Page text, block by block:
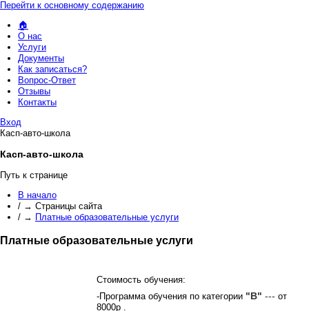
Перейти к основному содержанию
🏠
О нас
Услуги
Документы
Как записаться?
Вопрос-Ответ
Отзывы
Контакты
Вход
Касп-авто-школа
Касп-авто-школа
Путь к странице
В начало
/ → Страницы сайта
/ → Платные образовательные услуги
Платные образовательные услуги
Стоимость обучения:
-Программа обучения по категории "В" --- от
8000р .